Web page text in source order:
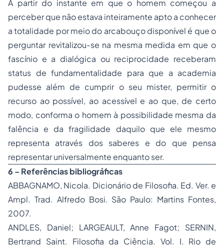
A partir do instante em que o homem começou a
perceber que não estava inteiramente apto a conhecer
a totalidade por meio do arcabouço disponível é que o
perguntar revitalizou-se na mesma medida em que o
fascínio e a dialógica ou reciprocidade receberam
status de fundamentalidade para que a academia
pudesse além de cumprir o seu mister, permitir o
recurso ao possível, ao acessível e ao que, de certo
modo, conforma o homem à possibilidade mesma da
falência e da fragilidade daquilo que ele mesmo
representa através dos saberes e do que pensa
representar universalmente enquanto ser.
6 – Referências bibliográficas
ABBAGNAMO, Nicola. Dicionário de Filosofia. Ed. Ver. e
Ampl. Trad. Alfredo Bosi. São Paulo: Martins Fontes,
2007.
ANDLES, Daniel; LARGEAULT, Anne Fagot; SERNIN,
Bertrand Saint. Filosofia da Ciência. Vol. I. Rio de